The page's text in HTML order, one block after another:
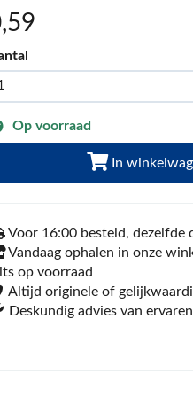
,59
Op voorraad
In
Voor 16:00 besteld, dezelfde
Vandaag ophalen in onze
op voorraad
Altijd originele of
Deskundig advies van